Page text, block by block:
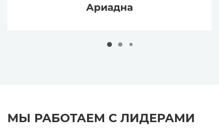
Ариадна
МЫ РАБОТАЕМ С ЛИДЕРАМИ